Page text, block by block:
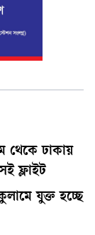
থেকে ঢাকায়
ফ্লাইট
যুক্ত হচ্ছে